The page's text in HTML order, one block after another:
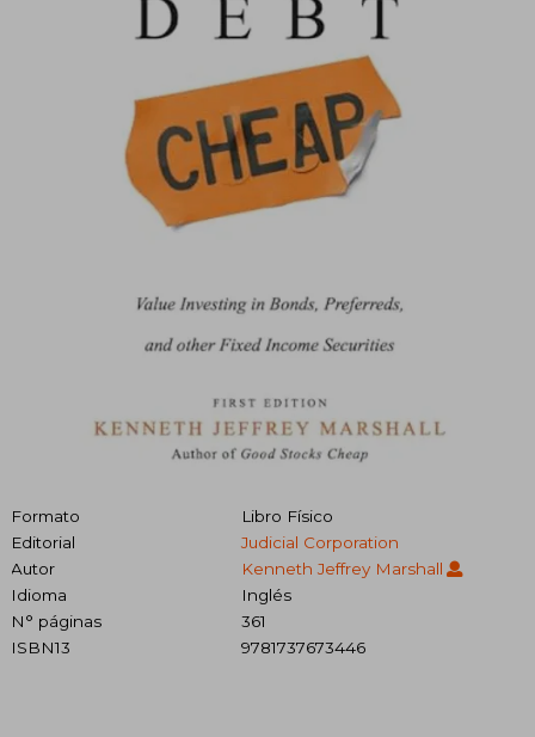
Formato
Libro Físico
Editorial
Judicial Corporation
Autor
Kenneth Jeffrey Marshall
Idioma
Inglés
N° páginas
361
ISBN13
9781737673446